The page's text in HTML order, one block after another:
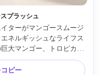
プラッシュ
ターがマンゴースムージ
ネルギッシュなライフス
大マンゴー、トロピカル
R3 35mm f/1.8で撮
なコマーシャル写真 --ar
ピー